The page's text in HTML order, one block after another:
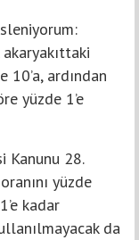
10’a, ardından
yüzde 1’e
Kanunu 28.
yüzde
kadar
da